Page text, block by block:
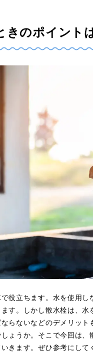
きのポイント
役立ちます。水を使用
す。しかし散水栓は、
らないなどのデメリッ
ょうか。そこで今回は、
きます。ぜひ参考にして